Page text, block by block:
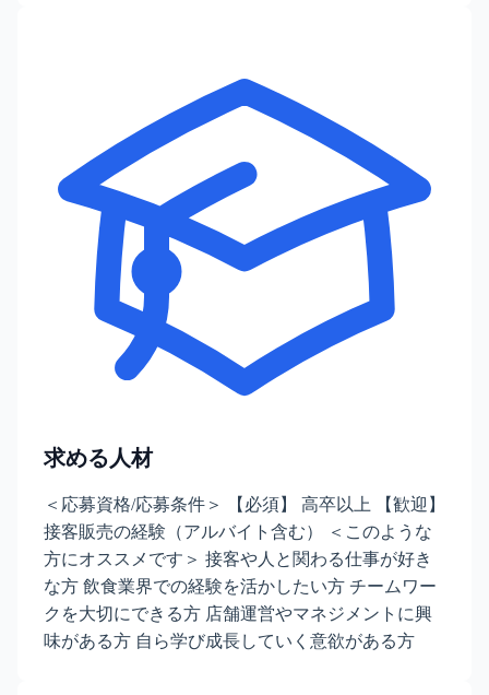
求める人材
＜応募資格/応募条件＞ 【必須】 高卒以上 【歓迎】
接客販売の経験（アルバイト含む） ＜このような
方にオススメです＞ 接客や人と関わる仕事が好き
な方 飲食業界での経験を活かしたい方 チームワー
クを大切にできる方 店舗運営やマネジメントに興
味がある方 自ら学び成長していく意欲がある方